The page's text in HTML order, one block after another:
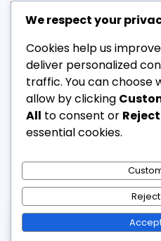
3-3-1-3 Formazione:
Target Man nella
Abilità aerea, Fisicità
3-3-1-3 Formazione:
Centrocampo, Possesso
Avanti nella formazione
3-3-1-3 Formazione:
Scenari di Gioco
We respect your
Cookies help us
deliver personalized
traffic. You can choose
allow by clicking
All to consent or
essential cookies.